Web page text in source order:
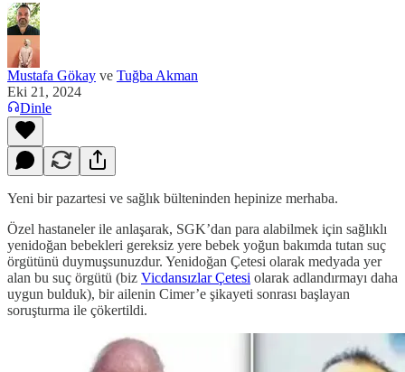
Mustafa Gökay ve Tuğba Akman
Eki 21, 2024
Dinle
Yeni bir pazartesi ve sağlık bülteninden hepinize merhaba.
Özel hastaneler ile anlaşarak, SGK’dan para alabilmek için sağlıklı
yenidoğan bebekleri gereksiz yere bebek yoğun bakımda tutan suç
örgütünü duymuşsunuzdur. Yenidoğan Çetesi olarak medyada yer
alan bu suç örgütü (biz Vicdansızlar Çetesi olarak adlandırmayı daha
uygun bulduk), bir ailenin Cimer’e şikayeti sonrası başlayan
soruşturma ile çökertildi.